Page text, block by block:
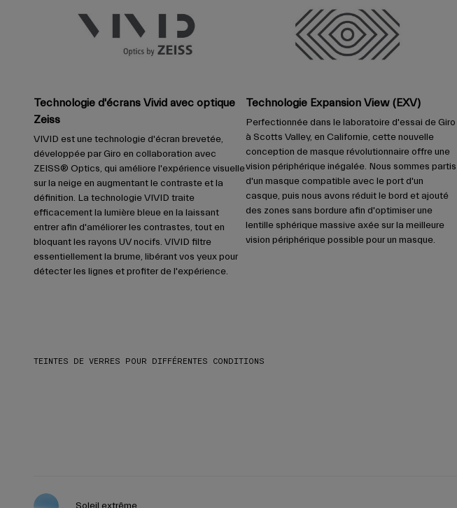
Technologie d'écrans Vivid avec optique
Zeiss
VIVID est une technologie d'écran brevetée,
développée par Giro en collaboration avec
ZEISS® Optics, qui améliore l'expérience visuelle
sur la neige en augmentant le contraste et la
définition. La technologie VIVID traite
efficacement la lumière bleue en la laissant
entrer afin d'améliorer les contrastes, tout en
bloquant les rayons UV nocifs. VIVID filtre
essentiellement la brume, libérant vos yeux pour
détecter les lignes et profiter de l'expérience.
Technologie Expansion View (EXV)
Perfectionnée dans le laboratoire d'essai de Giro
à Scotts Valley, en Californie, cette nouvelle
conception de masque révolutionnaire offre une
vision périphérique inégalée. Nous sommes partis
d'un masque compatible avec le port d'un
casque, puis nous avons réduit le bord et ajouté
des zones sans bordure afin d'optimiser une
lentille sphérique massive axée sur la meilleure
vision périphérique possible pour un masque.
TEINTES DE VERRES POUR DIFFÉRENTES CONDITIONS